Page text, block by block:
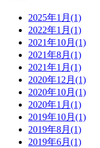
2025年1月(1)
2022年1月(1)
2021年10月(1)
2021年8月(1)
2021年1月(1)
2020年12月(1)
2020年10月(1)
2020年1月(1)
2019年10月(1)
2019年8月(1)
2019年6月(1)